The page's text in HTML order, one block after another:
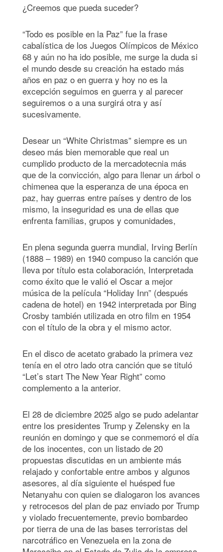
¿Creemos que pueda suceder?
“Todo es posible en la Paz” fue la frase
cabalística de los Juegos Olímpicos de México
68 y aún no ha ido posible, me surge la duda si
el mundo desde su creación ha estado más
años en paz o en guerra y hoy no es la
excepción seguimos en guerra y al parecer
seguiremos o a una surgirá otra y así
sucesivamente.
Desear un “White Christmas” siempre es un
deseo más bien memorable que real un
cumplido producto de la mercadotecnia más
que de la convicción, algo para llenar un árbol o
chimenea que la esperanza de una época en
paz, hay guerras entre países y dentro de los
mismo, la inseguridad es una de ellas que
enfrenta familias, grupos y comunidades,
En plena segunda guerra mundial, Irving Berlín
(1888 – 1989) en 1940 compuso la canción que
lleva por título esta colaboración, Interpretada
como éxito que le valió el Oscar a mejor
música de la película “Holiday Inn” (después
cadena de hotel) en 1942 interpretada por Bing
Crosby también utilizada en otro film en 1954
con el título de la obra y el mismo actor.
En el disco de acetato grabado la primera vez
tenía en el otro lado otra canción que se tituló
“Let’s start The New Year Right” como
complemento a la anterior.
El 28 de diciembre 2025 algo se pudo adelantar
entre los presidentes Trump y Zelensky en la
reunión en domingo y que se conmemoró el día
de los inocentes, con un listado de 20
propuestas discutidas en un ambiente más
relajado y confortable entre ambos y algunos
asesores, al día siguiente el huésped fue
Netanyahu con quien se dialogaron los avances
y retrocesos del plan de paz enviado por Trump
y violado frecuentemente, previo bombardeo
por tierra de una de las bases terroristas del
narcotráfico en Venezuela en la zona de